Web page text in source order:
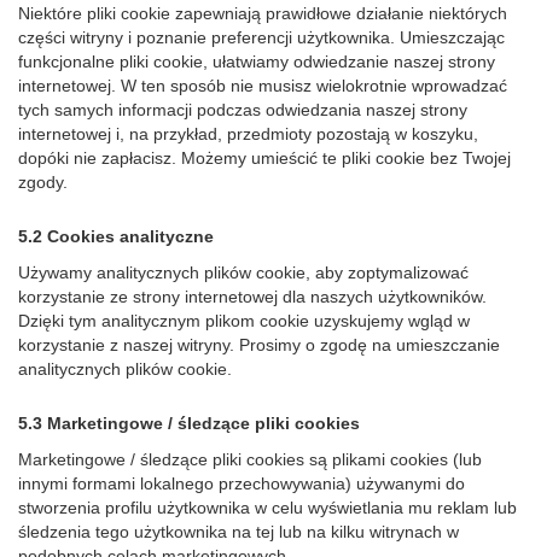
Niektóre pliki cookie zapewniają prawidłowe działanie niektórych
części witryny i poznanie preferencji użytkownika. Umieszczając
funkcjonalne pliki cookie, ułatwiamy odwiedzanie naszej strony
internetowej. W ten sposób nie musisz wielokrotnie wprowadzać
tych samych informacji podczas odwiedzania naszej strony
internetowej i, na przykład, przedmioty pozostają w koszyku,
dopóki nie zapłacisz. Możemy umieścić te pliki cookie bez Twojej
zgody.
5.2 Cookies analityczne
Używamy analitycznych plików cookie, aby zoptymalizować
korzystanie ze strony internetowej dla naszych użytkowników.
Dzięki tym analitycznym plikom cookie uzyskujemy wgląd w
korzystanie z naszej witryny. Prosimy o zgodę na umieszczanie
analitycznych plików cookie.
5.3 Marketingowe / śledzące pliki cookies
Marketingowe / śledzące pliki cookies są plikami cookies (lub
innymi formami lokalnego przechowywania) używanymi do
stworzenia profilu użytkownika w celu wyświetlania mu reklam lub
śledzenia tego użytkownika na tej lub na kilku witrynach w